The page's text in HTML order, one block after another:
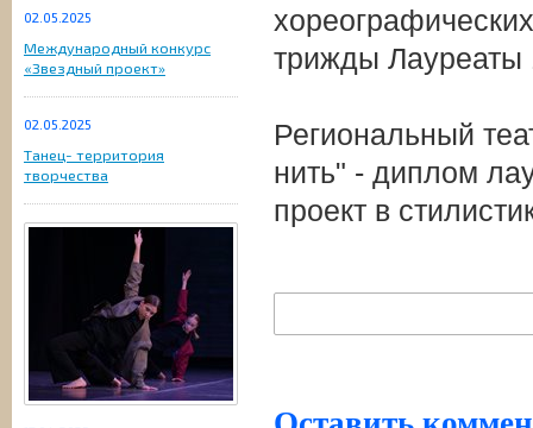
02.05.2025
Международный конкурс
«Звездный проект»
02.05.2025
Танец- территория
творчества
трижды Лауреаты
Региональный
нить" - диплом
проект в